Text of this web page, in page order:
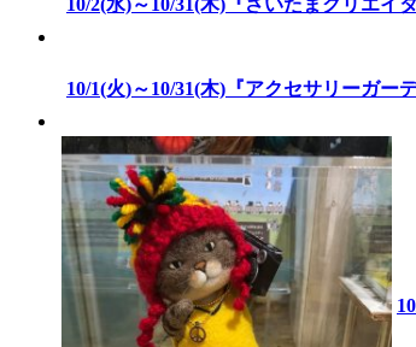
10/2(水)～10/31(木)『さいたまクリエイ
10/1(火)～10/31(木)『アクセサリーガー